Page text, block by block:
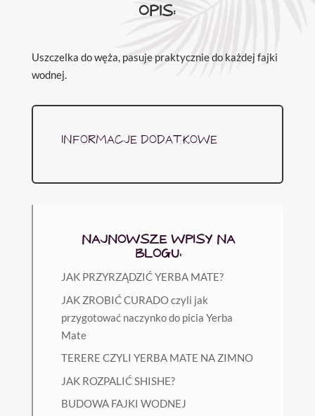
OPIS:
Uszczelka do węża, pasuje praktycznie do każdej fajki
wodnej.
INFORMACJE DODATKOWE
NAJNOWSZE WPISY NA
BLOGU:
JAK PRZYRZĄDZIĆ YERBA MATE?
JAK ZROBIĆ CURADO czyli jak
przygotować naczynko do picia Yerba
Mate
TERERE CZYLI YERBA MATE NA ZIMNO
JAK ROZPALIĆ SHISHE?
BUDOWA FAJKI WODNEJ